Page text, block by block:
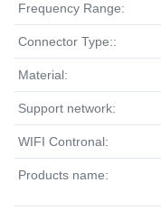
Frequency Range:
Connector Type::
Material:
Support network:
WIFI Contronal:
Products name: